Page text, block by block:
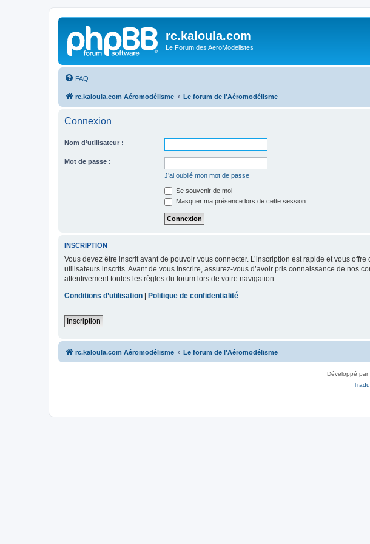
rc.kaloula.com
Le Forum des AeroModelistes
FAQ
rc.kaloula.com Aéromodélisme Le forum de l'Aéromodélisme
Connexion
Nom d’utilisateur :
Mot de passe :
J’ai oublié mon mot de passe
Se souvenir de moi
Masquer ma présence lors de cette session
INSCRIPTION
Vous devez être inscrit avant de pouvoir vous connecter. L’inscription est rapide et vous
utilisateurs inscrits. Avant de vous inscrire, assurez-vous d’avoir pris connaissance de nos
attentivement toutes les règles du forum lors de votre navigation.
Conditions d’utilisation
Politique de confidentialité
Inscription
rc.kaloula.com Aéromodélisme Le forum de l'Aéromodélisme
Développé par